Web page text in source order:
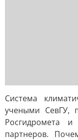
Система
учеными СевГУ,
Росгидромета
партнеров.